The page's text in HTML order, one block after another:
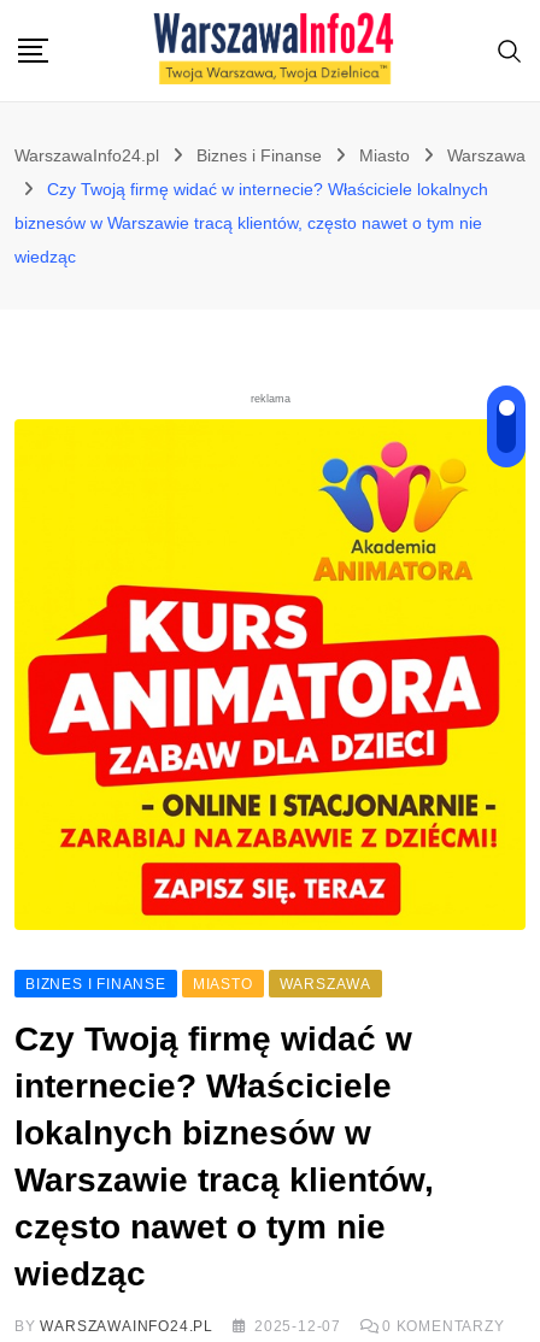
WarszawaInfo24.pl Biznes i Finanse Miasto
Warszawa
Czy Twoją firmę widać w internecie? Właściciele lokalnych
biznesów w Warszawie tracą klientów, często nawet o tym nie
wiedząc
reklama
BIZNES I FINANSE MIASTO WARSZAWA
Czy Twoją firmę widać w
internecie? Właściciele
lokalnych biznesów w
Warszawie tracą klientów,
często nawet o tym nie
wiedząc
BYWARSZAWAINFO24.PL 2025-12-07 0 KOMENTARZY